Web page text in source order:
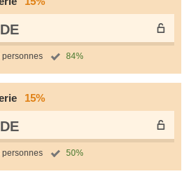
personnes 84%
15%
personnes 50%